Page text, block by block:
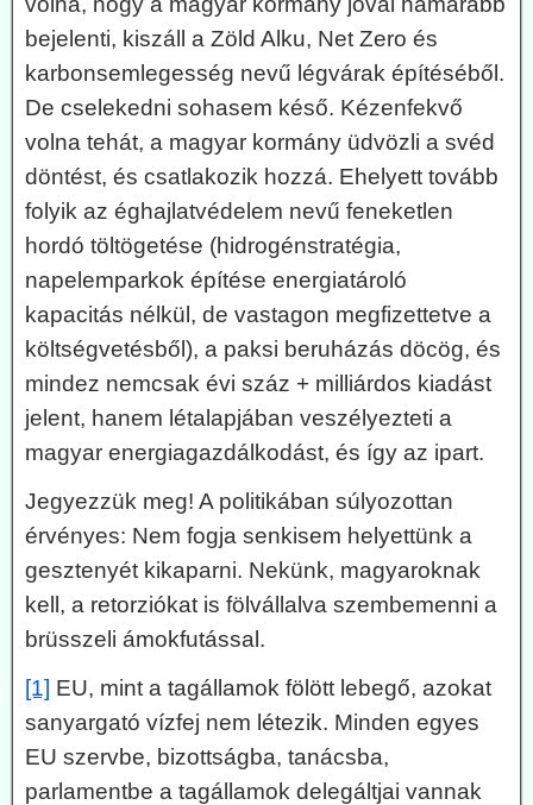
bejelenti, kiszáll a Zöld Alku, Net Zero és
karbonsemlegesség nevű légvárak építéséből.
De cselekedni sohasem késő. Kézenfekvő
volna tehát, a magyar kormány üdvözli a svéd
döntést, és csatlakozik hozzá. Ehelyett tovább
folyik az éghajlatvédelem nevű feneketlen
hordó töltögetése (hidrogénstratégia,
napelemparkok építése energiatároló
kapacitás nélkül, de vastagon megfizettetve a
költségvetésből), a paksi beruházás döcög, és
mindez nemcsak évi száz + milliárdos kiadást
jelent, hanem létalapjában veszélyezteti a
magyar energiagazdálkodást, és így az ipart.
Jegyezzük meg! A politikában súlyozottan
érvényes: Nem fogja senkisem helyettünk a
gesztenyét kikaparni. Nekünk, magyaroknak
kell, a retorziókat is fölvállalva szembemenni a
brüsszeli ámokfutással.
[1] EU, mint a tagállamok fölött lebegő, azokat
sanyargató vízfej nem létezik. Minden egyes
EU szervbe, bizottságba, tanácsba,
parlamentbe a tagállamok delegáltjai vannak